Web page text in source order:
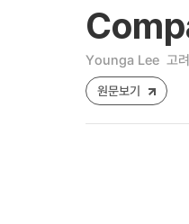
Younga Lee 고
원문보기